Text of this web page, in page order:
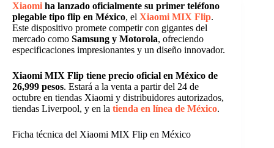
Xiaomi ha lanzado oficialmente su primer teléfono
plegable tipo flip en México, el Xiaomi MIX Flip.
Este dispositivo promete competir con gigantes del
mercado como Samsung y Motorola, ofreciendo
especificaciones impresionantes y un diseño innovador.
Xiaomi MIX Flip tiene precio oficial en México de
26,999 pesos. Estará a la venta a partir del 24 de
octubre en tiendas Xiaomi y distribuidores autorizados,
tiendas Liverpool, y en la tienda en línea de México.
Ficha técnica del Xiaomi MIX Flip en México